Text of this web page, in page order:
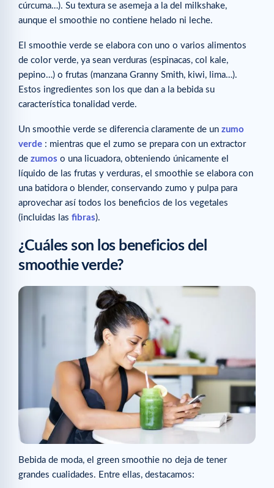
cúrcuma…). Su textura se asemeja a la del milkshake,
aunque el smoothie no contiene helado ni leche.
El smoothie verde se elabora con uno o varios alimentos
de color verde, ya sean verduras (espinacas, col kale,
pepino…) o frutas (manzana Granny Smith, kiwi, lima…).
Estos ingredientes son los que dan a la bebida su
característica tonalidad verde.
Un smoothie verde se diferencia claramente de un zumo
verde : mientras que el zumo se prepara con un extractor
de zumos o una licuadora, obteniendo únicamente el
líquido de las frutas y verduras, el smoothie se elabora con
una batidora o blender, conservando zumo y pulpa para
aprovechar así todos los beneficios de los vegetales
(incluidas las fibras).
¿Cuáles son los beneficios del
smoothie verde?
Bebida de moda, el green smoothie no deja de tener
grandes cualidades. Entre ellas, destacamos: